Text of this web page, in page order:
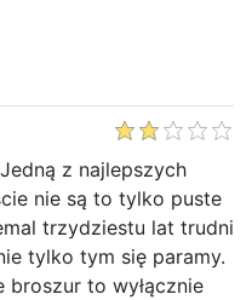
z najlepszych
nie są to tylko puste
trzydziestu lat trudni
tylko tym się paramy.
to wyłącznie